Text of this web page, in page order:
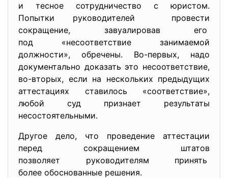
и тесное сотрудничество с юристом.
Попытки руководителей провести
сокращение, завуалировав его
под «несоответствие занимаемой
должности», обречены. Во-первых, надо
документально доказать это несоответствие,
во-вторых, если на нескольких предыдущих
аттестациях ставилось «соответствие»,
любой суд признает результаты
несостоятельными.
Другое дело, что проведение аттестации
перед сокращением штатов
позволяет руководителям принять
более обоснованные решения.